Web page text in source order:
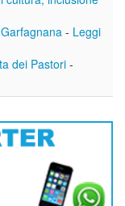
- Leggi
dei Pastori -